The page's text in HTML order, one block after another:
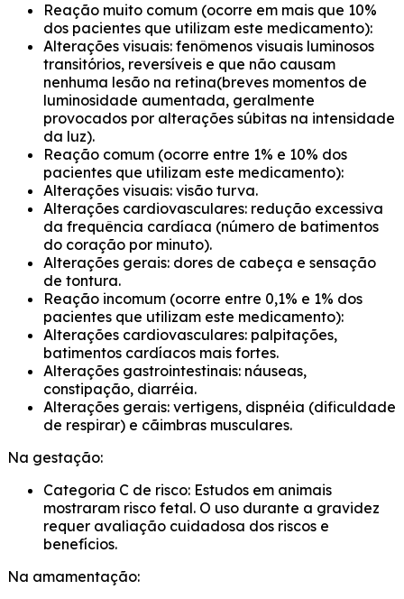
Reação muito comum (ocorre em mais que 10%
dos pacientes que utilizam este medicamento):
Alterações visuais: fenômenos visuais luminosos
transitórios, reversíveis e que não causam
nenhuma lesão na retina(breves momentos de
luminosidade aumentada, geralmente
provocados por alterações súbitas na intensidade
da luz).
Reação comum (ocorre entre 1% e 10% dos
pacientes que utilizam este medicamento):
Alterações visuais: visão turva.
Alterações cardiovasculares: redução excessiva
da frequência cardíaca (número de batimentos
do coração por minuto).
Alterações gerais: dores de cabeça e sensação
de tontura.
Reação incomum (ocorre entre 0,1% e 1% dos
pacientes que utilizam este medicamento):
Alterações cardiovasculares: palpitações,
batimentos cardíacos mais fortes.
Alterações gastrointestinais: náuseas,
constipação, diarréia.
Alterações gerais: vertigens, dispnéia (dificuldade
de respirar) e cãimbras musculares.
Na gestação:
Categoria C de risco: Estudos em animais
mostraram risco fetal. O uso durante a gravidez
requer avaliação cuidadosa dos riscos e
benefícios.
Na amamentação: